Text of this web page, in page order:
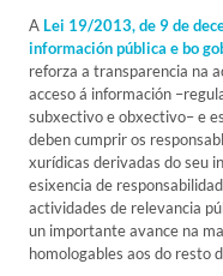
A Lei 19/2013, de 9 de
información pública e bo
reforza a transparencia na
acceso á información
subxectivo e obxectivo– e
deben cumprir os
xurídicas derivadas do seu
esixencia de
actividades de relevancia
un importante avance na
homologables aos do resto